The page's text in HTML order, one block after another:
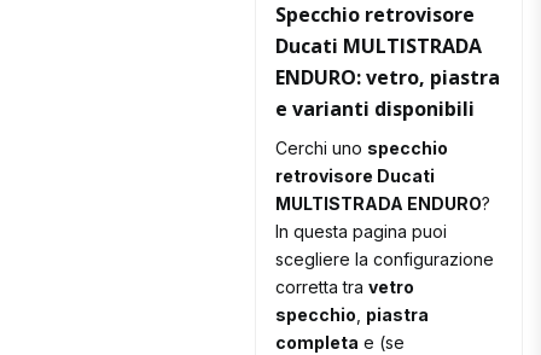
Specchio retrovisore
Ducati MULTISTRADA
ENDURO: vetro, piastra
e varianti disponibili
Cerchi uno specchio
retrovisore Ducati
MULTISTRADA ENDURO?
In questa pagina puoi
scegliere la configurazione
corretta travetro
specchio piastra
completa e (se